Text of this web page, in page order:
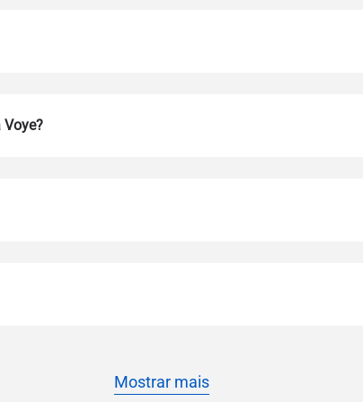
Mostrar mais
start by checking if your device supports eSIM
ou continue com e-mail